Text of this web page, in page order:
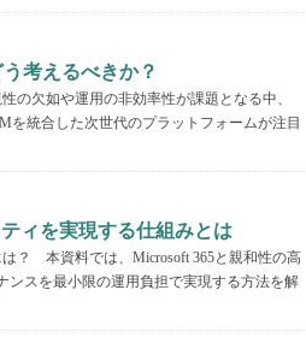
考えるべきか？
の欠如や運用の非効率性が課題となる中、
を統合した次世代のプラットフォームが注目
ィを実現する仕組みとは
？ 本資料では、Microsoft 365と親和性の高
ンスを最小限の運用負担で実現する方法を解